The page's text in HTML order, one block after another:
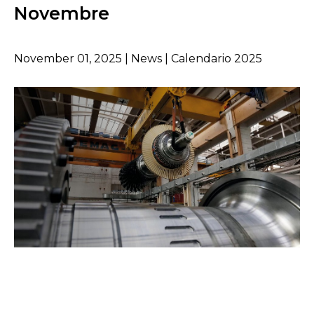
Novembre
November 01, 2025 | News | Calendario 2025